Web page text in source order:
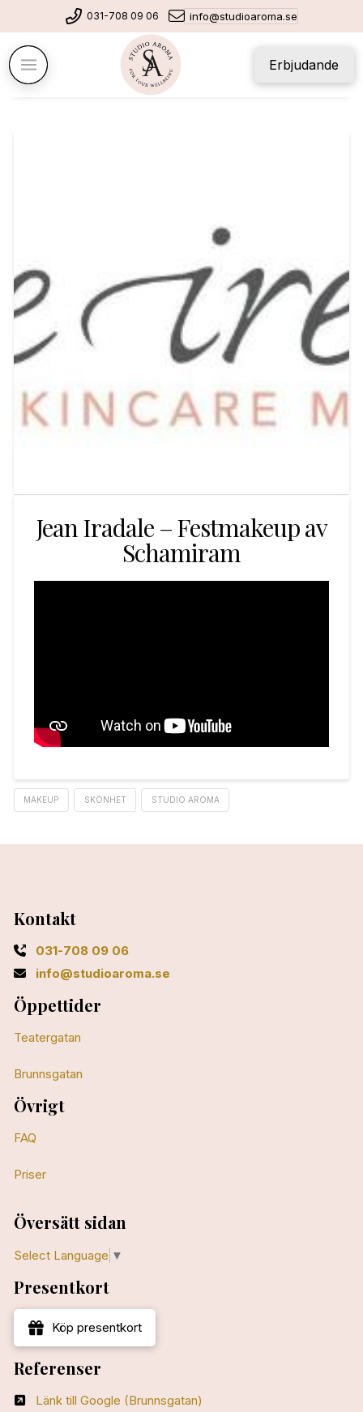
031-708 09 06 info@studioaroma.se
Erbjudande
Jean Iradale – Festmakeup av
Schamiram
MAKEUP SKÖNHET STUDIO AROMA
Kontakt
031-708 09 06
info@studioaroma.se
Öppettider
Teatergatan
Brunnsgatan
Övrigt
FAQ
Priser
Översätt sidan
Select Language ▼
Presentkort
Köp presentkort
Referenser
Länk till Google (Brunnsgatan)